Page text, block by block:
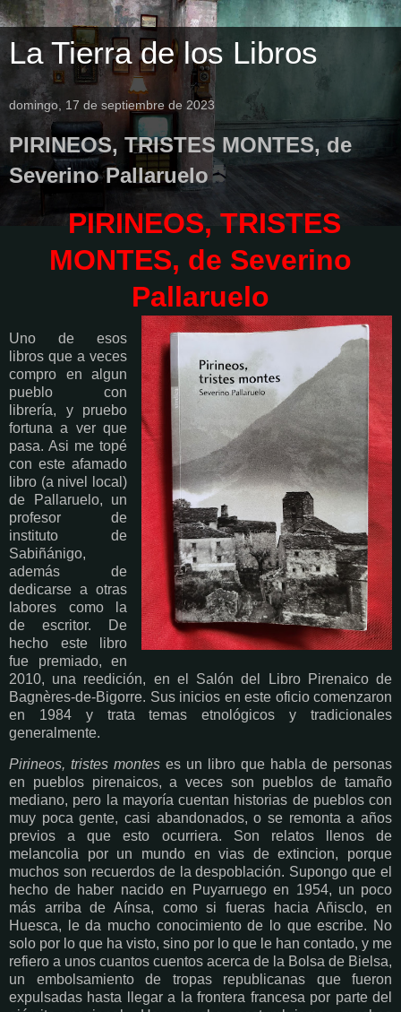
La Tierra de los Libros
domingo, 17 de septiembre de 2023
PIRINEOS, TRISTES MONTES, de
Severino Pallaruelo
PIRINEOS, TRISTES
MONTES, de Severino
Pallaruelo
Uno de esos
libros que a veces
compro en algun
pueblo con
librería, y pruebo
fortuna a ver que
pasa. Asi me topé
con este afamado
libro (a nivel local)
de Pallaruelo, un
profesor de
instituto de
Sabiñánigo,
además de
dedicarse a otras
labores como la
de escritor. De
hecho este libro
fue premiado, en
2010, una reedición, en el Salón del Libro Pirenaico de
Bagnères-de-Bigorre. Sus inicios en este oficio comenzaron
en 1984 y trata temas etnológicos y tradicionales
generalmente.
Pirineos, tristes montes es un libro que habla de personas
en pueblos pirenaicos, a veces son pueblos de tamaño
mediano, pero la mayoría cuentan historias de pueblos con
muy poca gente, casi abandonados, o se remonta a años
previos a que esto ocurriera. Son relatos llenos de
melancolia por un mundo en vias de extincion, porque
muchos son recuerdos de la despoblación. Supongo que el
hecho de haber nacido en Puyarruego en 1954, un poco
más arriba de Aínsa, como si fueras hacia Añisclo, en
Huesca, le da mucho conocimiento de lo que escribe. No
solo por lo que ha visto, sino por lo que le han contado, y me
refiero a unos cuantos cuentos acerca de la Bolsa de Bielsa,
un embolsamiento de tropas republicanas que fueron
expulsadas hasta llegar a la frontera francesa por parte del